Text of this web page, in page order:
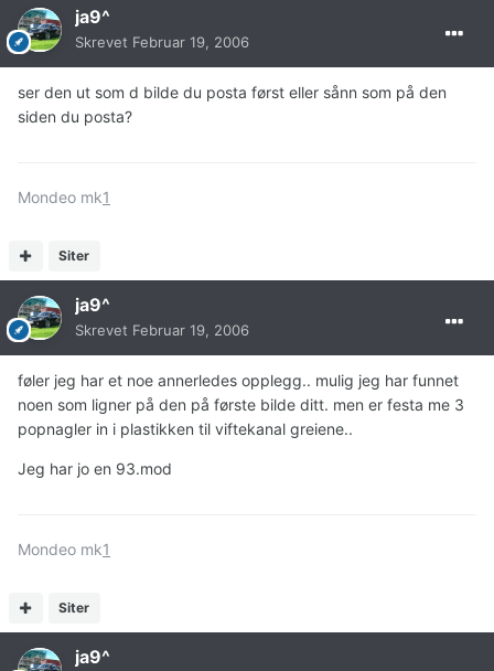
ja9^
Skrevet Februar 19, 2006
ser den ut som d bilde du posta først eller sånn som på den
siden du posta?
Siter
Mondeo mk1
ja9^
Skrevet Februar 19, 2006
føler jeg har et noe annerledes opplegg.. mulig jeg har funnet
noen som ligner på den på første bilde ditt. men er festa me 3
popnagler in i plastikken til viftekanal greiene..
Jeg har jo en 93.mod
Siter
Mondeo mk1
ja9^